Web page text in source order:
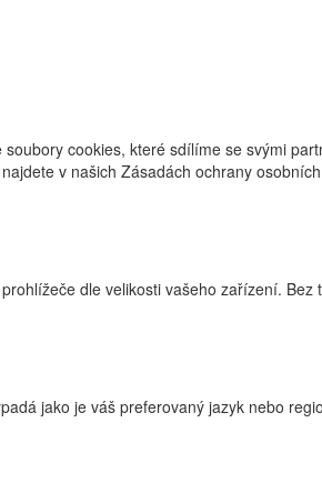
cookies, které sdílíme se svými
v našich Zásadách ochrany
dle velikosti vašeho zařízení. Bez
jako je váš preferovaný jazyk nebo